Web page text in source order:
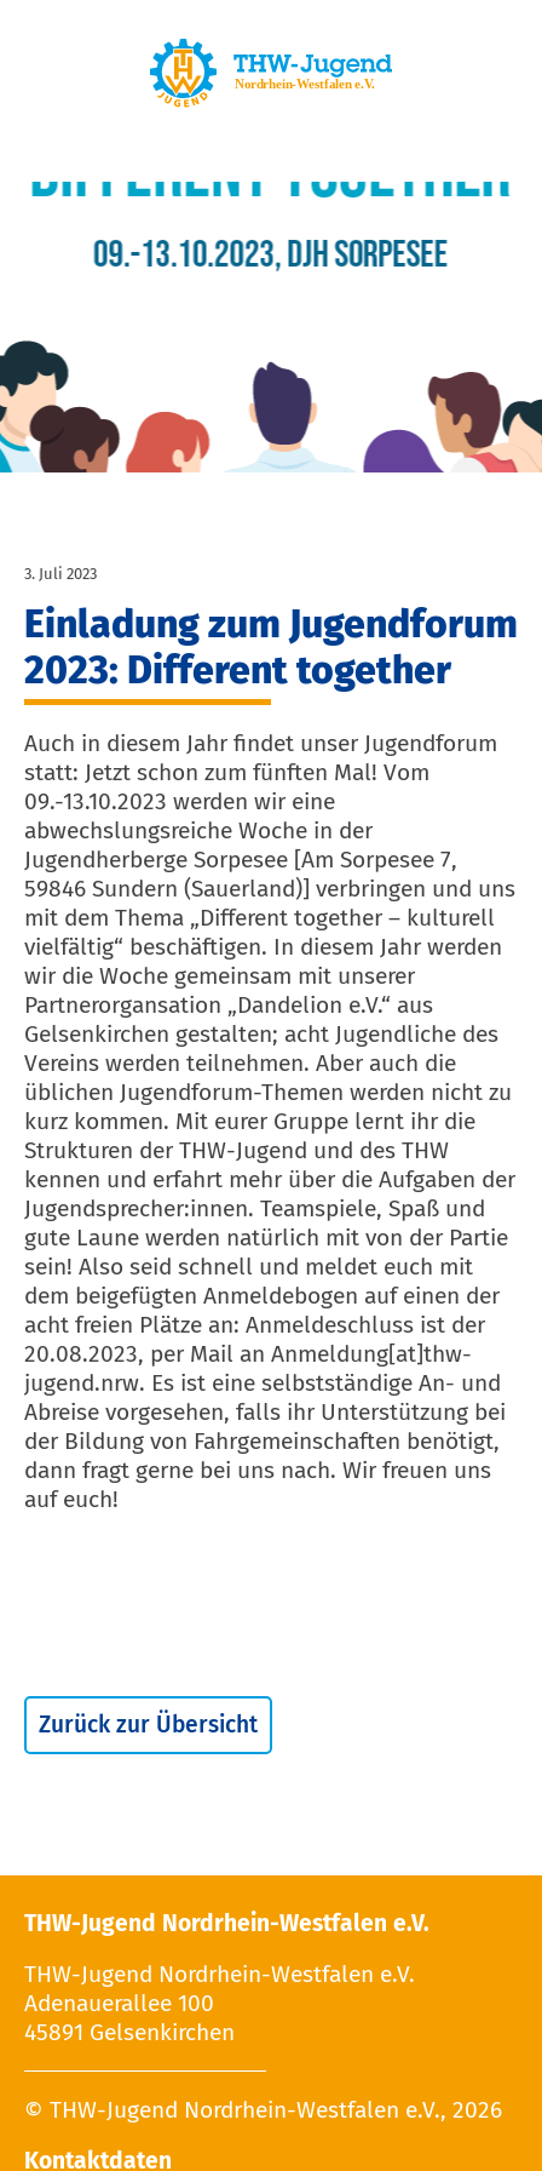
3. Juli 2023
Einladung zum Jugendforum
2023: Different together
Auch in diesem Jahr findet unser Jugendforum
statt: Jetzt schon zum fünften Mal! Vom
09.-13.10.2023 werden wir eine
abwechslungsreiche Woche in der
Jugendherberge Sorpesee [Am Sorpesee 7,
59846 Sundern (Sauerland)] verbringen und uns
mit dem Thema „Different together – kulturell
vielfältig“ beschäftigen. In diesem Jahr werden
wir die Woche gemeinsam mit unserer
Partnerorgansation „Dandelion e.V.“ aus
Gelsenkirchen gestalten; acht Jugendliche des
Vereins werden teilnehmen. Aber auch die
üblichen Jugendforum-Themen werden nicht zu
kurz kommen. Mit eurer Gruppe lernt ihr die
Strukturen der THW-Jugend und des THW
kennen und erfahrt mehr über die Aufgaben der
Jugendsprecher:innen. Teamspiele, Spaß und
gute Laune werden natürlich mit von der Partie
sein! Also seid schnell und meldet euch mit
dem beigefügten Anmeldebogen auf einen der
acht freien Plätze an: Anmeldeschluss ist der
20.08.2023, per Mail an Anmeldung[at]thw-
jugend.nrw. Es ist eine selbstständige An- und
Abreise vorgesehen, falls ihr Unterstützung bei
der Bildung von Fahrgemeinschaften benötigt,
dann fragt gerne bei uns nach. Wir freuen uns
auf euch!
Zurück zur Übersicht
THW-Jugend Nordrhein-Westfalen e.V.
THW-Jugend Nordrhein-Westfalen e.V.
Adenauerallee 100
45891 Gelsenkirchen
© THW-Jugend Nordrhein-Westfalen e.V., 2026
Kontaktdaten